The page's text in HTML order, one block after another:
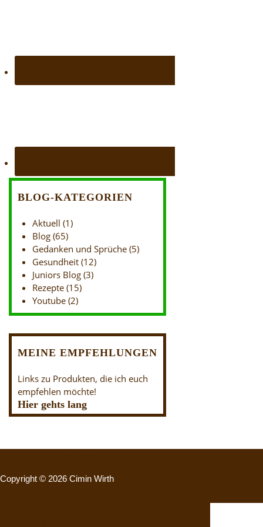
BLOG-KATEGORIEN
Aktuell (1)
Blog (65)
Gedanken und Sprüche (5)
Gesundheit (12)
Juniors Blog (3)
Rezepte (15)
Youtube (2)
MEINE EMPFEHLUNGEN
Links zu Produkten, die ich euch
empfehlen möchte!
Hier gehts lang
Copyright © 2026 Cimin Wirth